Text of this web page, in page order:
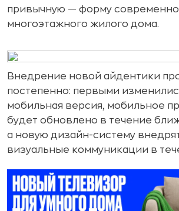
привычную — форму
многоэтажного жилого дома.
Внедрение новой айдентики
постепенно: первыми
мобильная версия, мобильное
будет обновлено в течение
а новую дизайн-систему
визуальные коммуникации в